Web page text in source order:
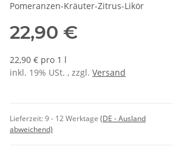
Pomeranzen-Kräuter-Zitrus-Likör
22,90 €
22,90 € pro 1 l
inkl. 19% USt. , zzgl. Versand
Lieferzeit:9 - 12 Werktage (DE - Ausland
abweichend)